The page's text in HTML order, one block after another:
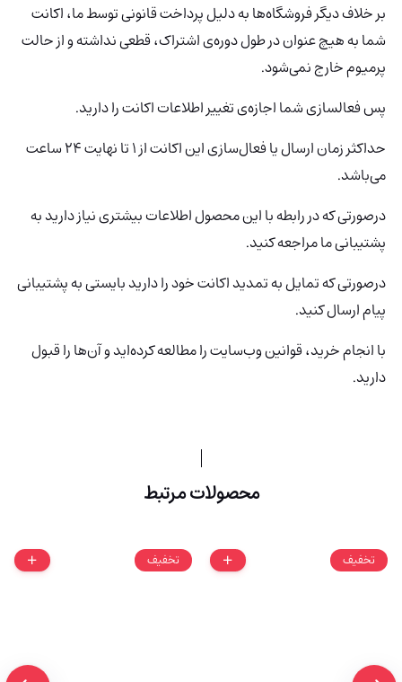
بر خلاف دیگر فروشگاه‌ها به دلیل پرداخت قانونی توسط ما، اکانت
شما به هیچ عنوان در طول دوره‌ی اشتراک، قطعی نداشته و از حالت
پرمیوم خارج نمی‌شود.
پس فعالسازی شما اجازه‌ی تغییر اطلاعات اکانت را دارید.
حداکثر زمان ارسال یا فعال‌سازی این اکانت از 1 تا نهایت 24 ساعت
می‌باشد.
درصورتی‌ که در رابطه با این محصول اطلاعات بیشتری نیاز دارید به
پشتیبانی ما مراجعه کنید.
درصورتی که تمایل به تمدید اکانت خود را دارید بایستی به پشتیبانی
پیام ارسال کنید.
با انجام خرید، قوانین وب‌سایت را مطالعه کرده‌اید و آن‌ها را قبول
دارید.
محصولات مرتبط
تخفیف تخفیف